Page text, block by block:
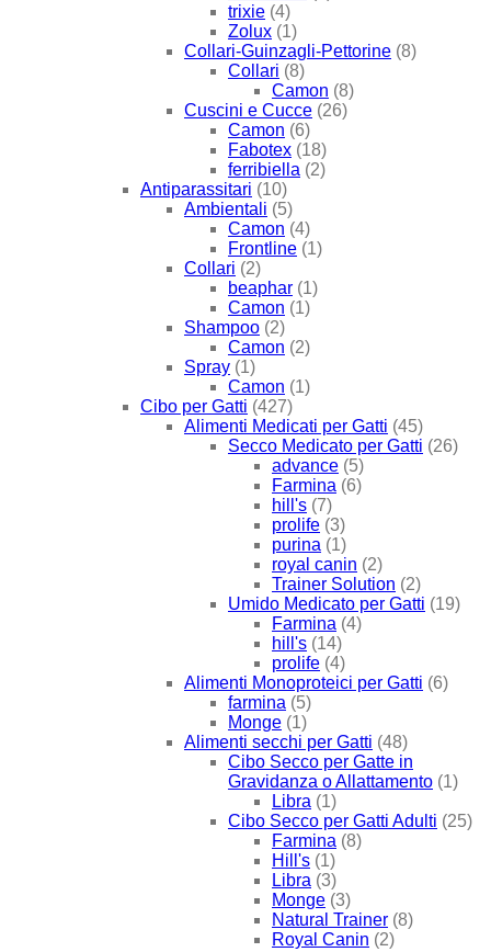
trixie (4)
Zolux (1)
Collari-Guinzagli-Pettorine (8)
Collari (8)
Camon (8)
Cuscini e Cucce (26)
Camon (6)
Fabotex (18)
ferribiella (2)
Antiparassitari (10)
Ambientali (5)
Camon (4)
Frontline (1)
Collari (2)
beaphar (1)
Camon (1)
Shampoo (2)
Camon (2)
Spray (1)
Camon (1)
Cibo per Gatti (427)
Alimenti Medicati per Gatti (45)
Secco Medicato per Gatti (26)
advance (5)
Farmina (6)
hill's (7)
prolife (3)
purina (1)
royal canin (2)
Trainer Solution (2)
Umido Medicato per Gatti (19)
Farmina (4)
hill's (14)
prolife (4)
Alimenti Monoproteici per Gatti (6)
farmina (5)
Monge (1)
Alimenti secchi per Gatti (48)
Cibo Secco per Gatte in
Gravidanza o Allattamento (1)
Libra (1)
Cibo Secco per Gatti Adulti (25)
Farmina (8)
Hill's (1)
Libra (3)
Monge (3)
Natural Trainer (8)
Royal Canin (2)